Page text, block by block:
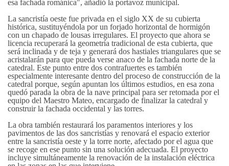
esa fachada románica", añadió la portavoz municipal.
La sancristía oeste fue privada en el siglo XX de su cubierta
histórica, sustituyéndola por un forjado horizontal de hormigón
con un chapado de lousas irregulares. El proyecto que ahora se
licencia recuperará la geometría tradicional de esta cubierta, que
será inclinada y de teja y generará dos hastiales triangulares que se
acristalarán para que pueda verse anaco de la fachada norte de la
catedral. Este punto entre dos contrafuertes es también
especialmente interesante dentro del proceso de construcción de la
catedral porque, según apuntan los últimos estudios, en esa zona
quedó parada la obra de la nave principal para ser retomada por el
equipo del Maestro Mateo, encargado de finalizar la catedral y
construir la fachada occidental y las torres.
La obra también restaurará los paramentos interiores y los
pavimentos de las dos sancristías y renovará el espacio exterior
entre la sancristía oeste y la torre norte, afectado por el agua que
se recoge en ese punto sin una solución adecuada. El proyecto
incluye simultáneamente la renovación de la instalación eléctrica